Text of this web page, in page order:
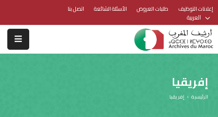
إعلانات التوظيف طلبات العروض الأسئلة الشائعة اتصل بنا
العربية
إفريقيا
الرئيسية إفريقيا